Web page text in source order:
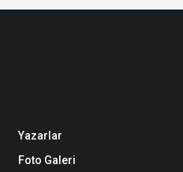
Yazarlar
Foto Galeri